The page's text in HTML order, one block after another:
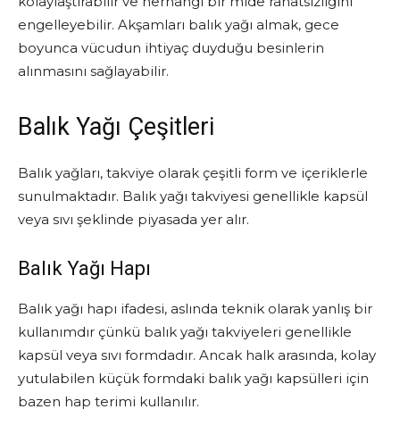
engelleyebilir. Akşamları balık yağı almak, gece
boyunca vücudun ihtiyaç duyduğu besinlerin
alınmasını sağlayabilir.
Balık Yağı Çeşitleri
Balık yağları, takviye olarak çeşitli form ve içeriklerle
sunulmaktadır. Balık yağı takviyesi genellikle kapsül
veya sıvı şeklinde piyasada yer alır.
Balık Yağı Hapı
Balık yağı hapı ifadesi, aslında teknik olarak yanlış bir
kullanımdır çünkü balık yağı takviyeleri genellikle
kapsül veya sıvı formdadır. Ancak halk arasında, kolay
yutulabilen küçük formdaki balık yağı kapsülleri için
bazen hap terimi kullanılır.